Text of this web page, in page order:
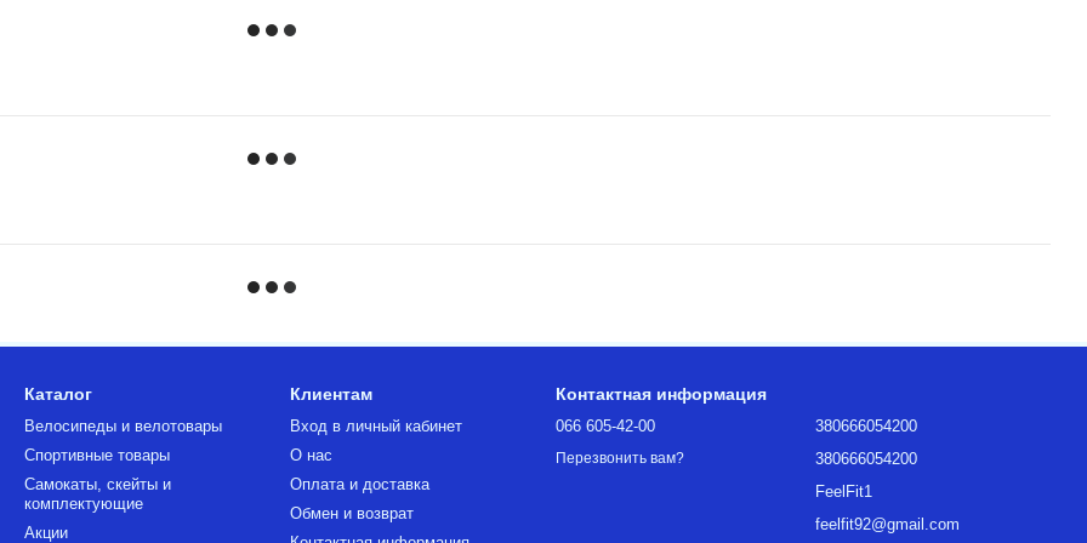
Каталог
Велосипеды и велотовары
Спортивные товары
Самокаты, скейты и
комплектующие
Акции
Клиентам
Вход в личный кабинет
О нас
Оплата и доставка
Обмен и возврат
Контактная информация
066 605-42-00
Перезвонить вам?
380666054200
380666054200
FeelFit1
feelfit92@gmail.com